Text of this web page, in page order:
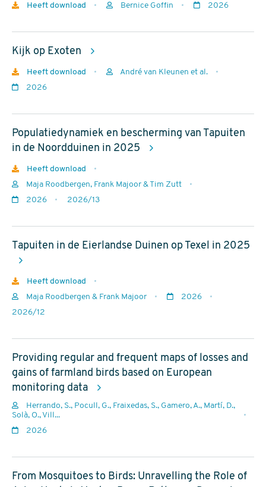
Download
Heeft download
Bernice Goffin
uitgave
2026
Kijk op Exoten
Download
Heeft download
Auteurs
André van Kleunen et al.
Jaar2026
Populatiedynamiek en bescherming van Tapuiten
in de Noordduinen in 2025
Download
Heeft download
AuteursMaja Roodbergen, Frank Majoor & Tim Zutt
Jaar2026
2026/13
Tapuiten in de Eierlandse Duinen op Texel in 2025
Download
Heeft download
AuteursMaja Roodbergen & Frank Majoor
Jaar
2026
rapportnr
2026/12
Providing regular and frequent maps of losses and
gains of farmland birds based on European
monitoring data
AuteursHerrando, S., Pocull, G., Fraixedas, S., Gamero, A., Martí, D.,
Solà, O., Vill...
Jaar2026
From Mosquitoes to Birds: Unravelling the Role of